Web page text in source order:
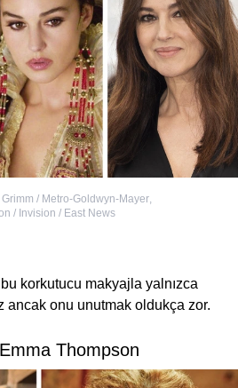
/ Metro-Goldwyn-Mayer,
/ Invision / East News
bu korkutucu makyajla yalnızca
ancak onu unutmak oldukça zor.
Thompson